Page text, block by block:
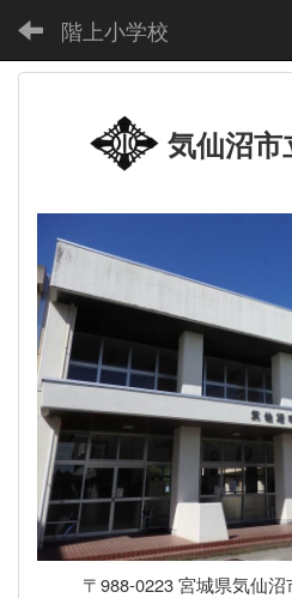
階上小学校
気仙沼市
〒988-0223 宮城県気仙